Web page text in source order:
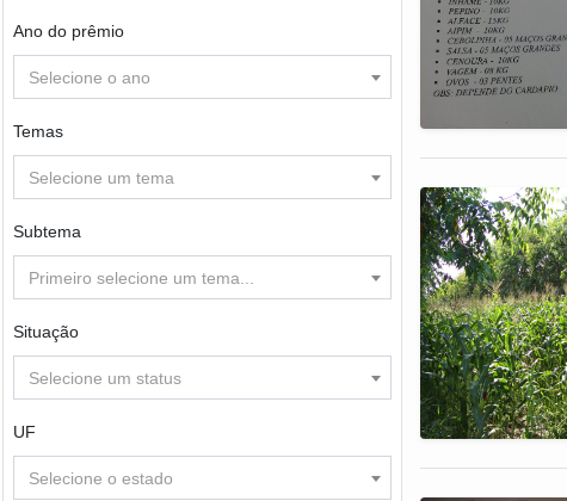
Ano do prêmio
Selecione o ano
Temas
Selecione um tema
Subtema
Primeiro selecione um tema...
Situação
Selecione um status
UF
Selecione o estado